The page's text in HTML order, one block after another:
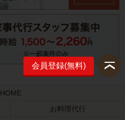
会員登録(無料)
HOME
お料理代行